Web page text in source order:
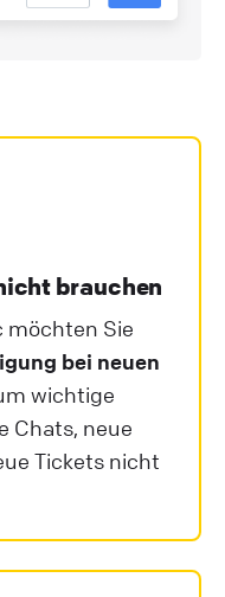
brauchen
möchten Sie
bei neuen
wichtige
Chats, neue
Tickets nicht